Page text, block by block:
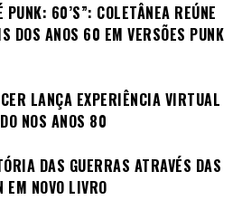
PUNK: 60’S”: COLETÂNEA REÚNE
DOS ANOS 60 EM VERSÕES PUNK
LANÇA EXPERIÊNCIA VIRTUAL
NOS ANOS 80
DAS GUERRAS ATRAVÉS DAS
EM NOVO LIVRO